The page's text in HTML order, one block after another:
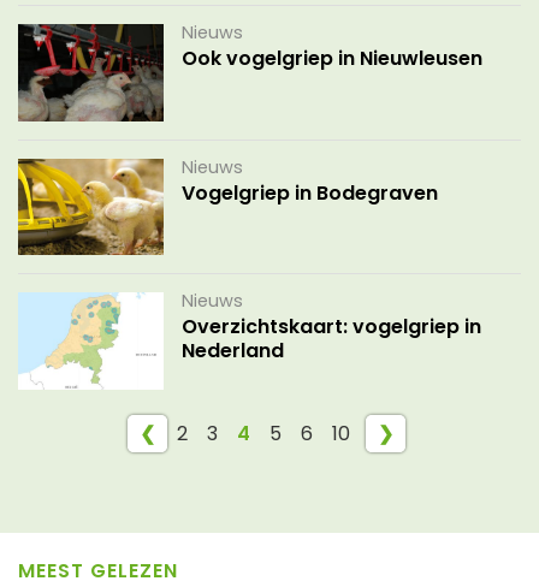
Nieuws
Ook vogelgriep in Nieuwleusen
Nieuws
Vogelgriep in Bodegraven
Nieuws
Overzichtskaart: vogelgriep in
Nederland
❮ 2 3 4 5 6 10 ❯
MEEST GELEZEN